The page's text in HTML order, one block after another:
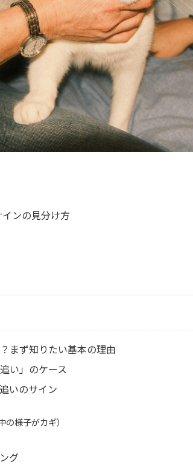
ンの見分け方
まず知りたい基本の理由
い」のケース
いのサイン
様子がカギ）
グ